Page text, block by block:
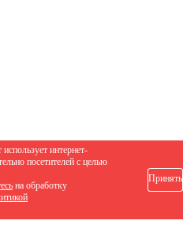
интернет-
посетителей с целью
на обработку
Принять